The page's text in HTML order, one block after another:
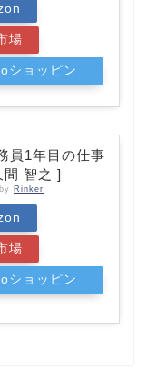
場
ショッピン
員1年目の仕事
間 智之 ]
Rinker
場
ショッピン